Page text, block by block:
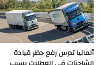
ألمانيا تدرس رفع حظر قيادة